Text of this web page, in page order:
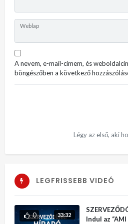
Weblap
A nevem, e-mail-címem, és
böngészőben a következő
Légy az első, aki
LEGFRISSEBB VIDEÓ
33:32
0
Indul az “AMI